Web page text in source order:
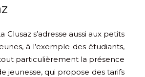
Clusaz s’adresse aussi aux petits
à l’exemple des étudiants,
particulièrement la présence
jeunesse, qui propose des tarifs